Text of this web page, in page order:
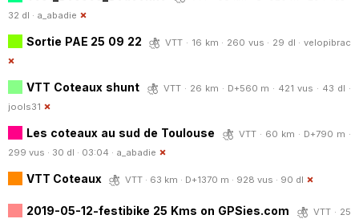
32 dl · a_abadie
Sortie PAE 25 09 22 VTT · 16 km · 260 vus · 29 dl · velopibrac
VTT Coteaux shunt
VTT · 26 km · D+560 m · 421 vus · 43 dl ·
jools31
Les coteaux au sud de Toulouse
VTT · 60 km · D+790 m ·
299 vus · 30 dl · 03:04 · a_abadie
VTT Coteaux VTT · 63 km · D+1370 m · 928 vus · 90 dl
2019-05-12-festibike 25 Kms on GPSies.com
VTT · 25